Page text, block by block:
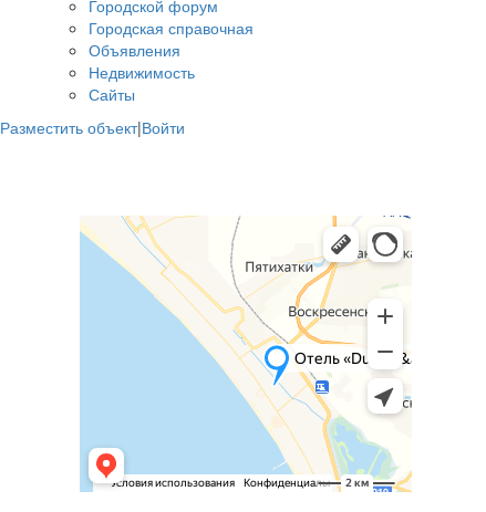
Городской форум
Городская справочная
Объявления
Недвижимость
Сайты
Разместить объект|Войти